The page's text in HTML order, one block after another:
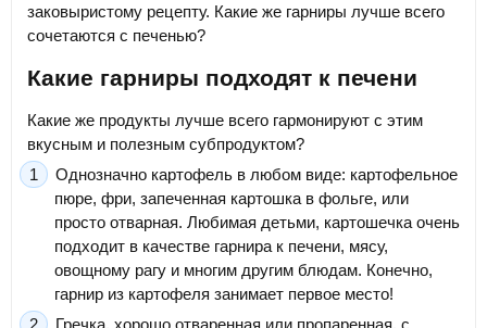
заковыристому рецепту. Какие же гарниры лучше всего
сочетаются с печенью?
Какие гарниры подходят к печени
Какие же продукты лучше всего гармонируют с этим
вкусным и полезным субпродуктом?
Однозначно картофель в любом виде: картофельное
пюре, фри, запеченная картошка в фольге, или
просто отварная. Любимая детьми, картошечка очень
подходит в качестве гарнира к печени, мясу,
овощному рагу и многим другим блюдам. Конечно,
гарнир из картофеля занимает первое место!